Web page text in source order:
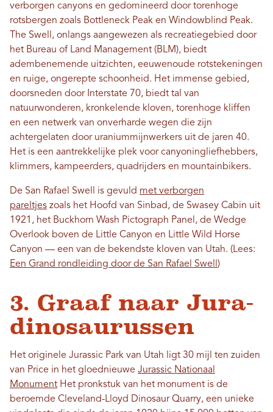
verborgen canyons en gedomineerd door torenhoge
rotsbergen zoals Bottleneck Peak en Windowblind Peak.
The Swell, onlangs aangewezen als recreatiegebied door
het Bureau of Land Management (BLM), biedt
adembenemende uitzichten, eeuwenoude rotstekeningen
en ruige, ongerepte schoonheid. Het immense gebied,
doorsneden door Interstate 70, biedt tal van
natuurwonderen, kronkelende kloven, torenhoge kliffen
en een netwerk van onverharde wegen die zijn
achtergelaten door uraniummijnwerkers uit de jaren 40.
Het is een aantrekkelijke plek voor canyoningliefhebbers,
klimmers, kampeerders, quadrijders en mountainbikers.
De San Rafael Swell is gevuld met verborgen
pareltjes zoals het Hoofd van Sinbad, de Swasey Cabin uit
1921, het Buckhorn Wash Pictograph Panel, de Wedge
Overlook boven de Little Canyon en Little Wild Horse
Canyon — een van de bekendste kloven van Utah. (Lees:
Een Grand rondleiding door de San Rafael Swell )
3. Graaf naar Jura-
dinosaurussen
Het originele Jurassic Park van Utah ligt 30 mijl ten zuiden
van Price in het gloednieuwe Jurassic Nationaal
Monument Het pronkstuk van het monument is de
beroemde Cleveland-Lloyd Dinosaur Quarry, een unieke